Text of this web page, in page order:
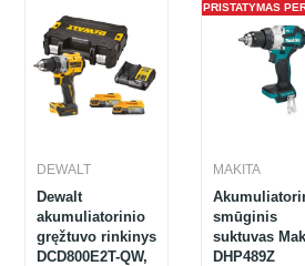
DEWALT
Dewalt
akumuliatorinio
gręžtuvo rinkinys
DCD800E2T-QW,
PRISTATYMAS
MAKITA
smūginis
suktuvas
DHP489Z